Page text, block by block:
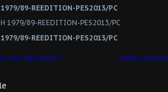
89-REEDITION-PES2013/PC
89-REEDITION-PES2013/PC
de discipline ! 2ème